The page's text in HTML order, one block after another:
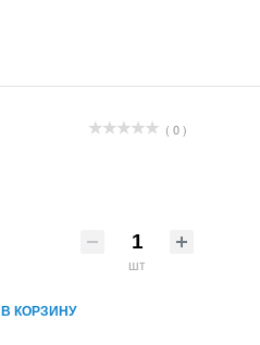
( 0 )
шт
В КОРЗИНУ